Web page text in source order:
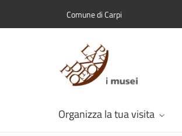
Comune di Carpi
Organizza la tua visita